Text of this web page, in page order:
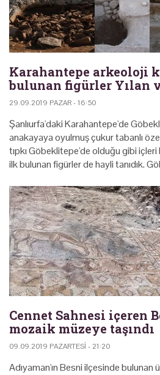
Karahantepe arkeoloji
bulunan figürler Yılan
29.09.2019 PAZAR - 16:50
Şanlıurfa'daki Karahantepe'de
anakayaya oyulmuş çukur tabanlı
tıpkı Göbeklitepe'de olduğu gibi
ilk bulunan figürler de hayli tanıdık.
Cennet Sahnesi içeren
mozaik müzeye taşındı
09.09.2019 PAZARTESI - 21:20
Adıyaman'ın Besni ilçesinde